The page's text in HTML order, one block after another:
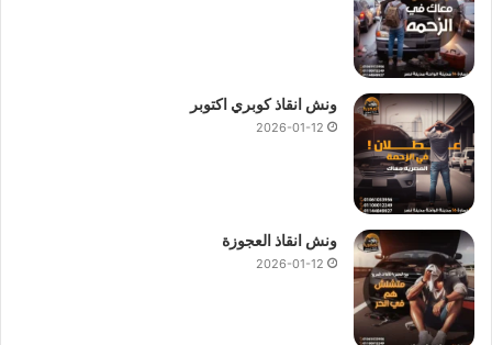
ونش انقاذ كوبري اكتوبر
2026-01-12
ونش انقاذ العجوزة
2026-01-12